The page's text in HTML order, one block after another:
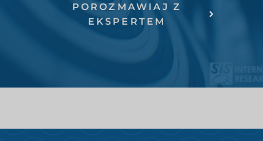
POROZMAWIAJ Z
EKSPERTEM